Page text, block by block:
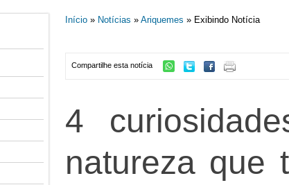
Início» Notícias » Ariquemes » Exibindo Notícia
Compartilhe esta notícia
4
natureza que